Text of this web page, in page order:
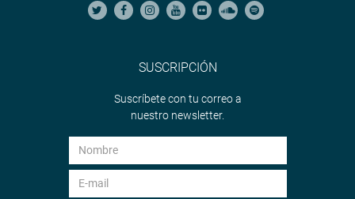
SUSCRIPCIÓN
Suscríbete con tu correo a
nuestro newsletter.